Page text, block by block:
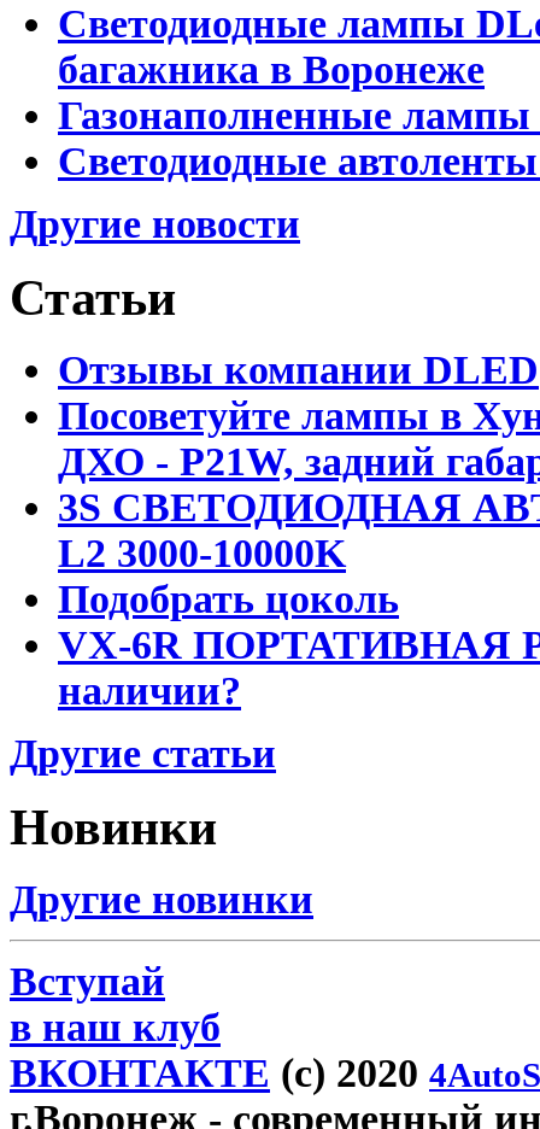
Светодиодные лампы
багажника в Воронеже
Газонаполненные
Светодиодные
Другие новости
Статьи
Отзывы компании DLED
Посоветуйте лампы в
ДХО - P21W, задний
3S СВЕТОДИОДНАЯ
L2 3000-10000K
Подобрать цоколь
VX-6R ПОРТАТИВНАЯ
наличии?
Другие статьи
Новинки
Другие новинки
Вступай
в наш клуб
ВКОНТАКТЕ (c) 2020
г.Воронеж - современный